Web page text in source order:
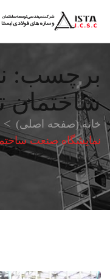
برچسب:
ساختمان
خانه (صفحه اصلی)
نمایشگاه صنعت